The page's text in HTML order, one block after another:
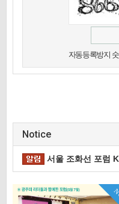
자동등록방지
Notice
서울 조화선 포럼